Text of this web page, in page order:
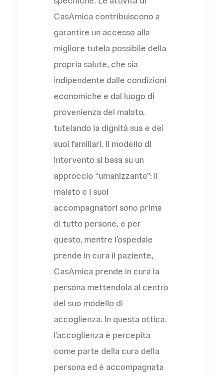
CasAmica contribuiscono a
garantire un accesso alla
migliore tutela possibile della
propria salute, che sia
indipendente dalle condizioni
economiche e dal luogo di
provenienza del malato,
tutelando la dignità sua e dei
suoi familiari. Il modello di
intervento si basa su un
approccio “umanizzante”: il
malato e i suoi
accompagnatori sono prima
di tutto persone, e per
questo, mentre l’ospedale
prende in cura il paziente,
CasAmica prende in cura la
persona mettendola al centro
del suo modello di
accoglienza. In questa ottica,
l’accoglienza è percepita
come parte della cura della
persona ed è accompagnata